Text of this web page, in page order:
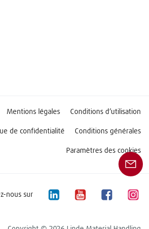
Mentions légales Conditions d’utilisation
de confidentialité Conditions générales
Paramètres des cookies
nous sur